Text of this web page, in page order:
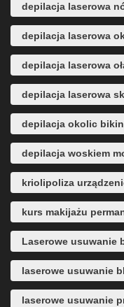
depilacja laserowa
depilacja laserowa
depilacja laserowa
depilacja laserowa
depilacja okolic
depilacja woskiem
kriolipoliza
kurs makijażu
Laserowe usuwanie
laserowe usuwanie
laserowe usuwanie